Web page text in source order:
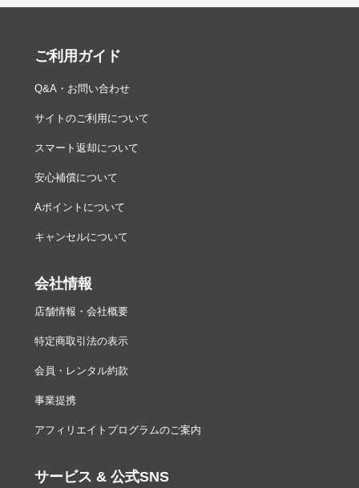
ご利用ガイド
Q&A・お問い合わせ
サイトのご利用について
スマート返却について
安心補償について
Aポイントについて
キャンセルについて
会社情報
店舗情報・会社概要
特定商取引法の表示
会員・レンタル約款
事業提携
アフィリエイトプログラムのご案内
サービス & 公式SNS